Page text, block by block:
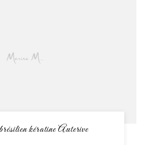
kératine Auterive